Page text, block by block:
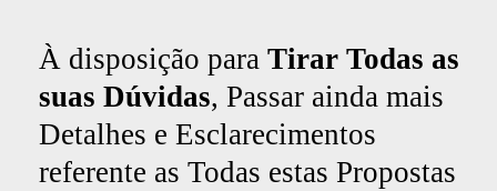
À disposição para Tirar Todas as
suas Dúvidas, Passar ainda mais
Detalhes e Esclarecimentos
referente as Todas estas Propostas